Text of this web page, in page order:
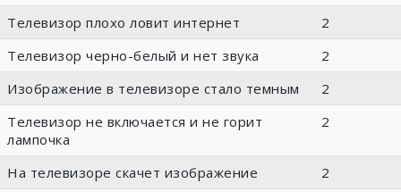
Телевизор плохо ловит интернет
2
Телевизор черно-белый и нет звука
2
Изображение в телевизоре стало темным
2
Телевизор не включается и не горит
лампочка
2
На телевизоре скачет изображение
2